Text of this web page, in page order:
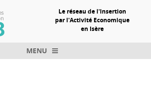
Le réseau de l'Insertion
par l'Activité Economique
en Isère
MENU